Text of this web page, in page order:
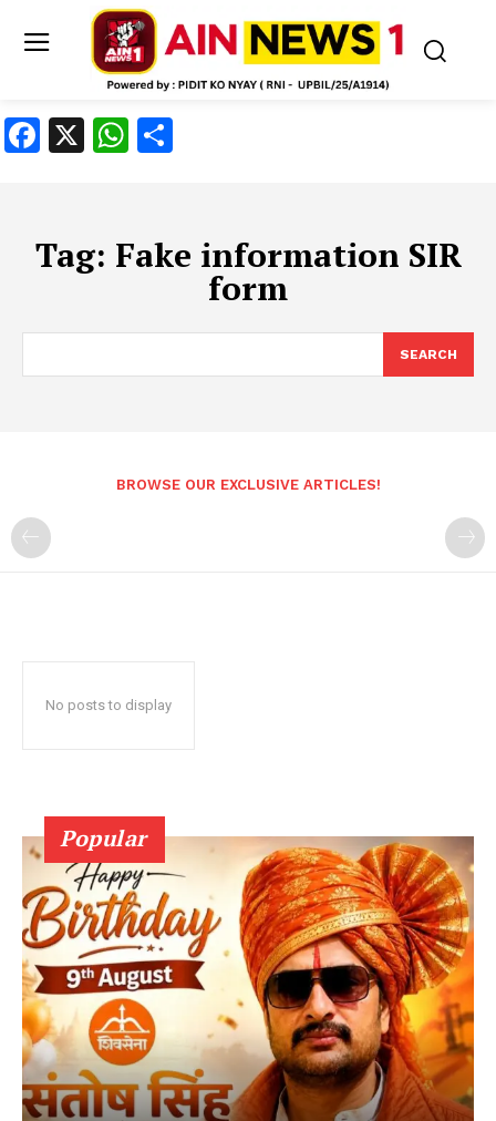
Facebook
X WhatsApp
Tag: Fake information SIR
form
SEARCH
BROWSE OUR EXCLUSIVE ARTICLES!
No posts to display
Popular